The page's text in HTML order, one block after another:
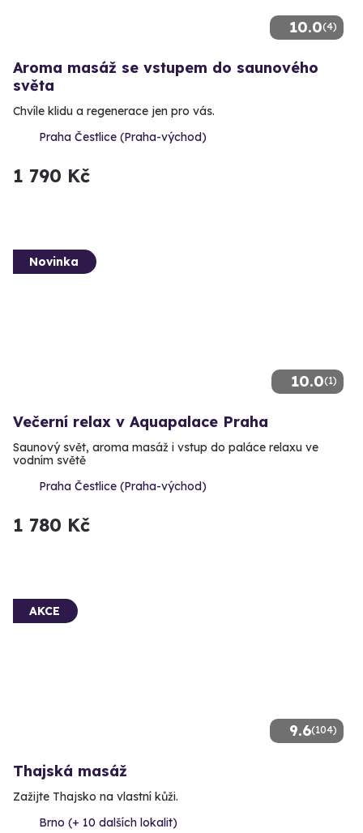
10.0(4)
Aroma masáž se vstupem do saunového
světa
Chvíle klidu a regenerace jen pro vás.
Praha Čestlice (Praha-východ)
1 790 Kč
10.0(1)
Novinka
Večerní relax v Aquapalace Praha
Saunový svět, aroma masáž i vstup do paláce relaxu ve
vodním světě
Praha Čestlice (Praha-východ)
1 780 Kč
9.6(104)
AKCE
Thajská masáž
Zažijte Thajsko na vlastní kůži.
Brno (+ 10 dalších lokalit)